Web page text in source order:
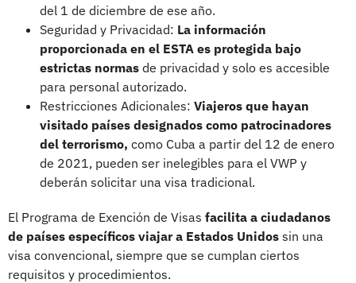
del 1 de diciembre de ese año.
Seguridad y Privacidad: La información
proporcionada en el ESTA es protegida bajo
estrictas normas de privacidad y solo es accesible
para personal autorizado.
Restricciones Adicionales: Viajeros que hayan
visitado países designados como patrocinadores
del terrorismo, como Cuba a partir del 12 de enero
de 2021, pueden ser inelegibles para el VWP y
deberán solicitar una visa tradicional.
El Programa de Exención de Visas facilita a ciudadanos
de países específicos viajar a Estados Unidos sin una
visa convencional, siempre que se cumplan ciertos
requisitos y procedimientos.